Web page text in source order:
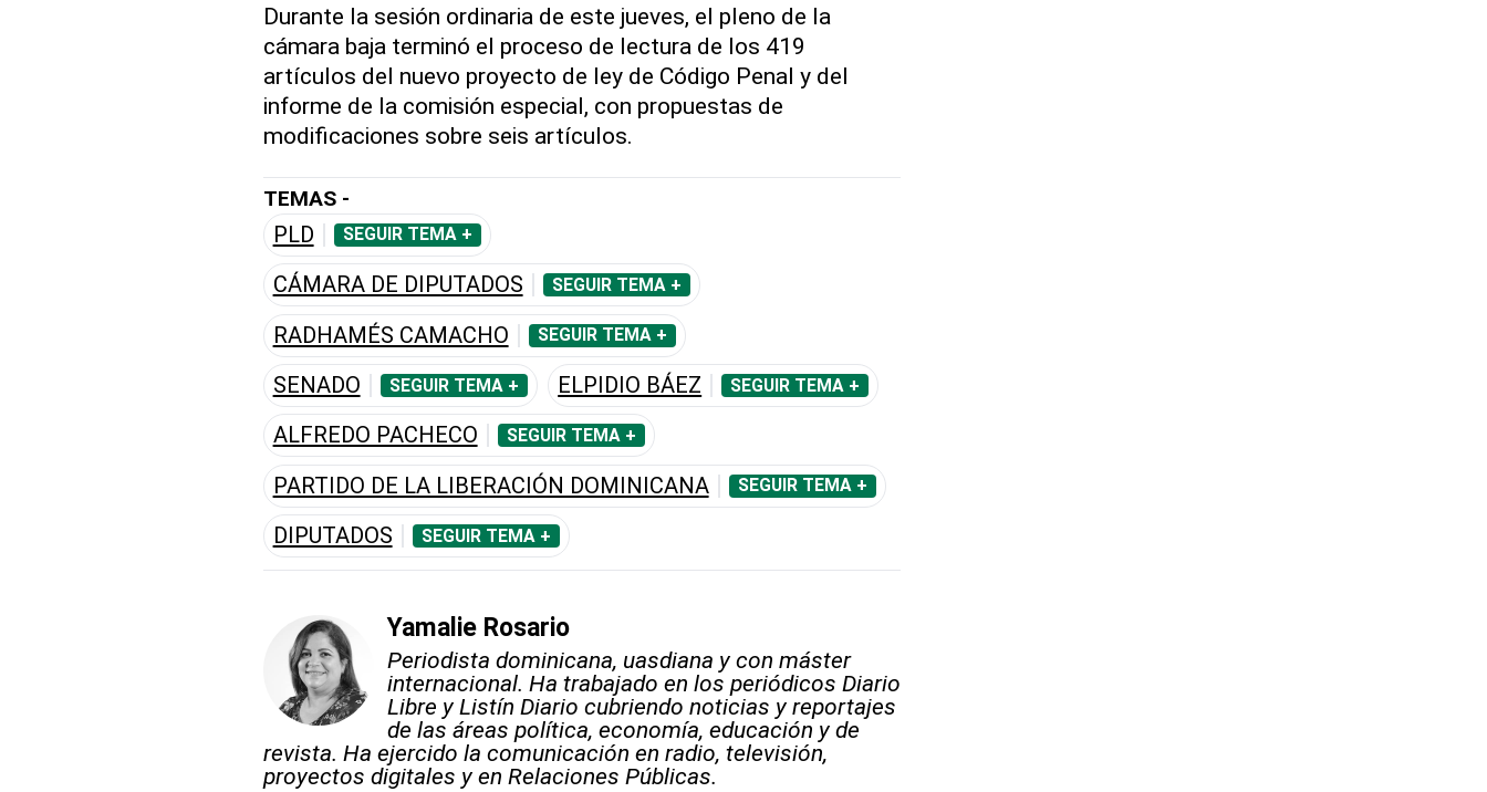
Durante la sesión ordinaria de este jueves, el pleno de la
cámara baja terminó el proceso de lectura de los 419
artículos del nuevo proyecto de ley de Código Penal y del
informe de la comisión especial, con propuestas de
modificaciones sobre seis artículos.
TEMAS -
PLD SEGUIR TEMA +
CÁMARA DE DIPUTADOS SEGUIR TEMA +
RADHAMÉS CAMACHO SEGUIR TEMA +
SENADO SEGUIR TEMA + ELPIDIO BÁEZ SEGUIR TEMA +
ALFREDO PACHECO SEGUIR TEMA +
PARTIDO DE LA LIBERACIÓN DOMINICANA SEGUIR TEMA +
DIPUTADOS SEGUIR TEMA +
Yamalie Rosario
Periodista dominicana, uasdiana y con máster
internacional. Ha trabajado en los periódicos Diario
Libre y Listín Diario cubriendo noticias y reportajes
de las áreas política, economía, educación y de
revista. Ha ejercido la comunicación en radio, televisión,
proyectos digitales y en Relaciones Públicas.